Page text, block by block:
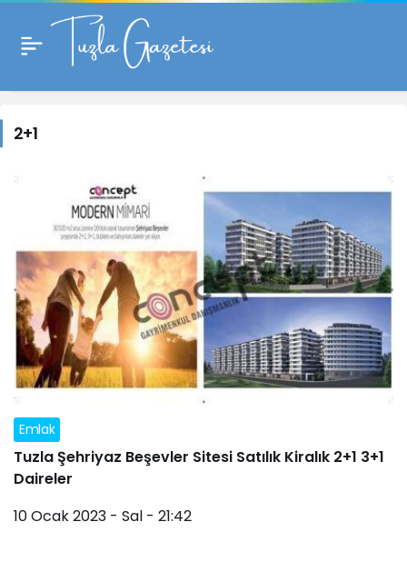
2+1
2+1
Emlak
Tuzla Şehriyaz Beşevler Sitesi Satılık Kiralık 2+1 3+1
Daireler
10 Ocak 2023 - Sal - 21:42